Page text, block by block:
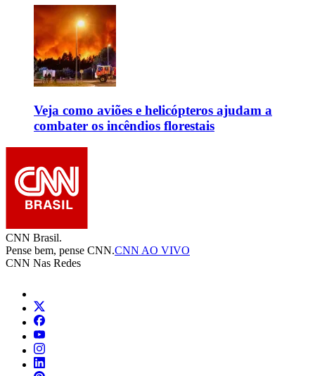
Veja como aviões e helicópteros ajudam a
combater os incêndios florestais
CNN Brasil.
Pense bem, pense CNN.CNN AO VIVO
CNN Nas Redes